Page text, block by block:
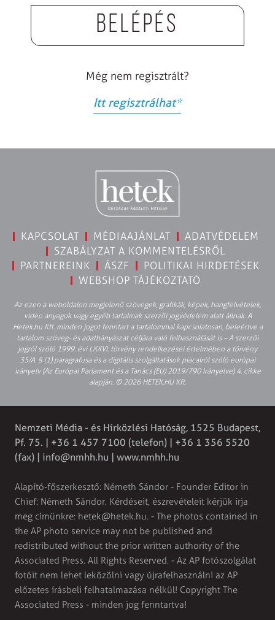
Belépés
Még nem regisztrált?
Itt regisztrálhat*
KAPCSOLAT MÉDIAAJÁNLAT
ADATVÉDELEM
SZABÁLYZAT A KOMMENTELÉSRŐL
PARTNEREINK
ÁSZF
POLITIKAI HIRDETÉSEK
WEBSHOP TÁJÉKOZTATÓ
Az ezen a weboldalon megjelenő szövegek, grafikák, képek, hangfelvételek,
video anyagok vagy egyéb tartalmak szerzői jogvédelem alatt állnak. A
Hetek.hu Kft. minden jogot fenntart a tartalommal kapcsolatosan, beleértve a
tartalom szöveg- és adatbányászat céljára való felhasználását is – A szerzői
jogról szóló 1999. évi LXXVI. törvény rendelkezései értelmében a törvény
35/A. § (1) paragrafusa és a digitális szolgáltatások piacairól szóló európai
irányelv (Az Európai Parlament és a Tanács (EU) 2019/790 Irányelve) 4. cikke
alapján. © 2026 HETEK.HU Kft.
Nemzeti Média - és Hírközlési Hatóság, 1525 Budapest,
Pf. 75. | +36 1 457 7100 (telefon) | +36 1 356 5520
(fax) | info@nmhh.hu | www.nmhh.hu
Alapító-főszerkesztő: Németh Sándor - Founder Editor in
Chief: Németh Sándor. Kérdéseit, észrevételeit kérjük írja
meg címünkre: hetek@hetek.hu. - The photos contained in
the AP photo service may not be published and
redistributed without the prior written authority of the
Associated Press. All Rights Reserved. - Az AP fotószolgálat
fotóit nem lehet leközölni vagy újrafelhasználni az AP
előzetes írásbeli felhatalmazása nélkül! Copyright The
Associated Press - minden jog fenntartva!